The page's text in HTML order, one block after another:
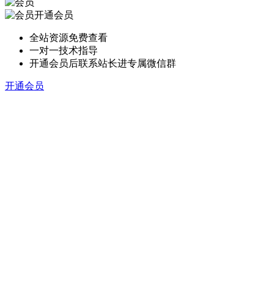
开通会员
全站资源免费查看
一对一技术指导
开通会员后联系站长进专属微信群
开通会员